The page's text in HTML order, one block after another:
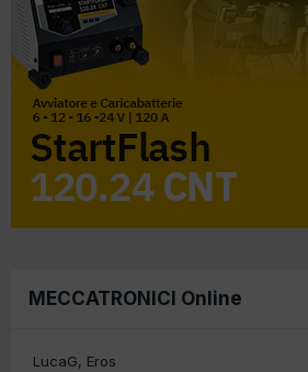
MECCATRONICI Online
LucaG Eros